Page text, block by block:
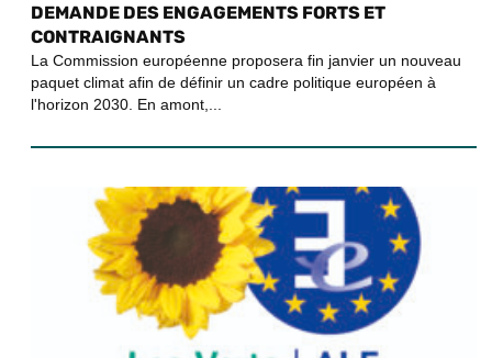
DEMANDE DES ENGAGEMENTS FORTS ET
CONTRAIGNANTS
La Commission européenne proposera fin janvier un nouveau
paquet climat afin de définir un cadre politique européen à
l'horizon 2030. En amont,...